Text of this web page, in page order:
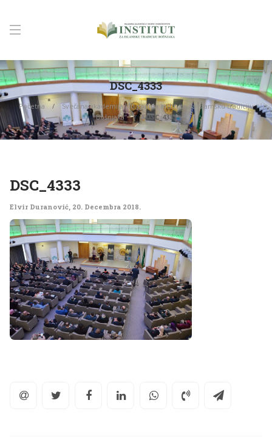
DSC_4333
Početna
Svečana akademija “10 godina Instituta za islamsku tradiciju
Bošnjaka”
DSC_4333
DSC_4333
Elvir Duranović, 20. Decembra 2018.